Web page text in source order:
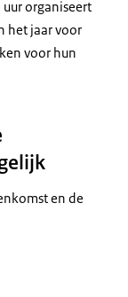
organiseert
het jaar voor
voor hun
en de